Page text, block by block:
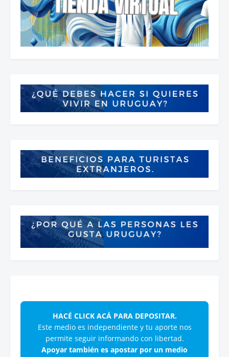
HACÉ CLICK ACÁ PARA DEPOSITAR.
Este medio es independiente y tu aporte nos
permite seguir informando con libertad.
Apoyar también es apostar por un medio